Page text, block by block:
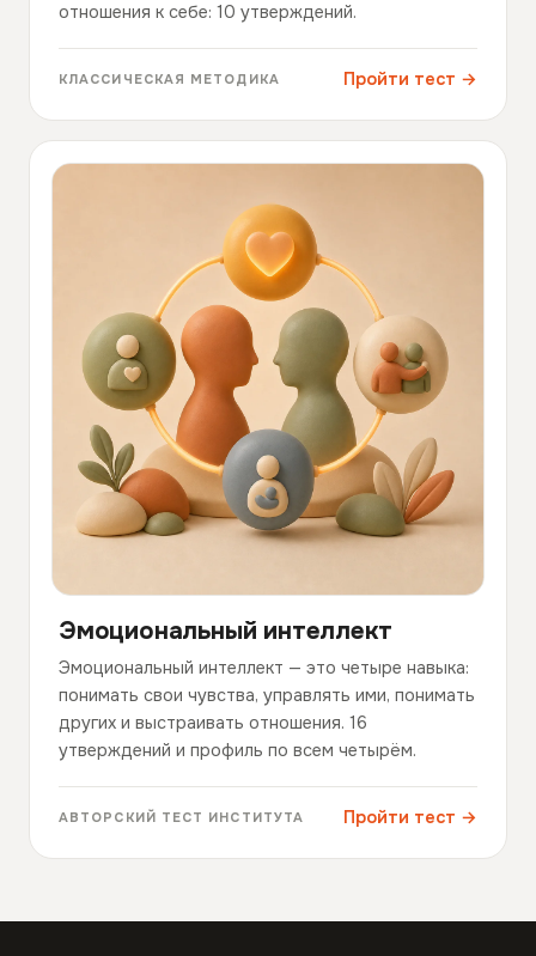
отношения к себе: 10 утверждений.
КЛАССИЧЕСКАЯ МЕТОДИКА Пройти тест →
Эмоциональный интеллект
Эмоциональный интеллект — это четыре навыка:
понимать свои чувства, управлять ими, понимать
других и выстраивать отношения. 16
утверждений и профиль по всем четырём.
АВТОРСКИЙ ТЕСТ ИНСТИТУТА Пройти тест →